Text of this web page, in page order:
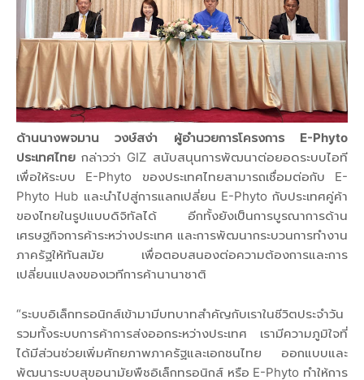
ด้านนางพจมาน วงษ์สง่า ผู้อำนวยการโครงการ E-Phyto
ประเทศไทย กล่าวว่า GIZ สนับสนุนการพัฒนาต่อยอดระบบไอที
เพื่อให้ระบบ E-Phyto ของประเทศไทยสามารถเชื่อมต่อกับ E-
Phyto Hub และนำไปสู่การแลกเปลี่ยน E-Phyto กับประเทศคู่ค้า
ของไทยในรูปแบบดิจิทัลได้ อีกทั้งยังเป็นการบูรณาการด้าน
เศรษฐกิจการค้าระหว่างประเทศ และการพัฒนากระบวนการทำงาน
ภาครัฐให้ทันสมัย เพื่อตอบสนองต่อความต้องการและการ
เปลี่ยนแปลงของเวทีการค้านานาชาติ
“ระบบอิเล็กทรอนิกส์เข้ามามีบทบาทสำคัญกับเราในชีวิตประจำวัน
รวมทั้งระบบการค้าการส่งออกระหว่างประเทศ เรามีความภูมิใจที่
ได้มีส่วนช่วยเพิ่มศักยภาพภาครัฐและเอกชนไทย ออกแบบและ
พัฒนาระบบสุขอนามัยพืชอิเล็กทรอนิกส์ หรือ E-Phyto ทำให้การ